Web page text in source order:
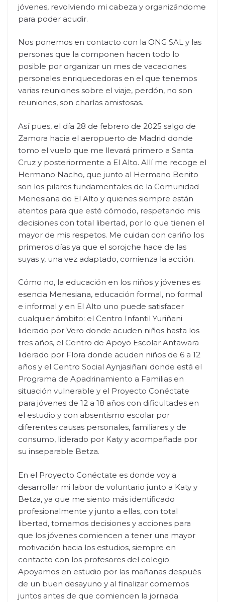
jóvenes, revolviendo mi cabeza y organizándome
para poder acudir.
Nos ponemos en contacto con la ONG SAL y las
personas que la componen hacen todo lo
posible por organizar un mes de vacaciones
personales enriquecedoras en el que tenemos
varias reuniones sobre el viaje, perdón, no son
reuniones, son charlas amistosas.
Así pues, el día 28 de febrero de 2025 salgo de
Zamora hacia el aeropuerto de Madrid donde
tomo el vuelo que me llevará primero a Santa
Cruz y posteriormente a El Alto. Allí me recoge el
Hermano Nacho, que junto al Hermano Benito
son los pilares fundamentales de la Comunidad
Menesiana de El Alto y quienes siempre están
atentos para que esté cómodo, respetando mis
decisiones con total libertad, por lo que tienen el
mayor de mis respetos. Me cuidan con cariño los
primeros días ya que el sorojche hace de las
suyas y, una vez adaptado, comienza la acción.
Cómo no, la educación en los niños y jóvenes es
esencia Menesiana, educación formal, no formal
e informal y en El Alto uno puede satisfacer
cualquier ámbito: el Centro Infantil Yuriñani
liderado por Vero donde acuden niños hasta los
tres años, el Centro de Apoyo Escolar Antawara
liderado por Flora donde acuden niños de 6 a 12
años y el Centro Social Aynjasiñani donde está el
Programa de Apadrinamiento a Familias en
situación vulnerable y el Proyecto Conéctate
para jóvenes de 12 a 18 años con dificultades en
el estudio y con absentismo escolar por
diferentes causas personales, familiares y de
consumo, liderado por Katy y acompañada por
su inseparable Betza.
En el Proyecto Conéctate es donde voy a
desarrollar mi labor de voluntario junto a Katy y
Betza, ya que me siento más identificado
profesionalmente y junto a ellas, con total
libertad, tomamos decisiones y acciones para
que los jóvenes comiencen a tener una mayor
motivación hacia los estudios, siempre en
contacto con los profesores del colegio.
Apoyamos en estudio por las mañanas después
de un buen desayuno y al finalizar comemos
juntos antes de que comiencen la jornada